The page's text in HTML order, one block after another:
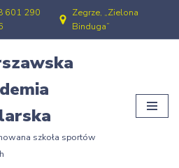
601 290
Zegrze, „Zielona
Binduga”
szkoła sportów